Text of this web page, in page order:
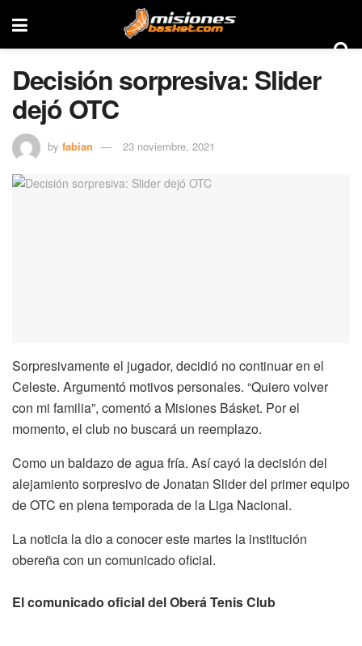
Decisión sorpresiva: Slider
dejó OTC
by fabian 23 noviembre, 2021
Sorpresivamente el jugador, decidió no continuar en el
Celeste. Argumentó motivos personales. “Quiero volver
con mi familia”, comentó a Misiones Básket. Por el
momento, el club no buscará un reemplazo.
Como un baldazo de agua fría. Así cayó la decisión del
alejamiento sorpresivo de Jonatan Slider del primer equipo
de OTC en plena temporada de la Liga Nacional.
La noticia la dio a conocer este martes la institución
obereña con un comunicado oficial.
El comunicado oficial del Oberá Tenis Club